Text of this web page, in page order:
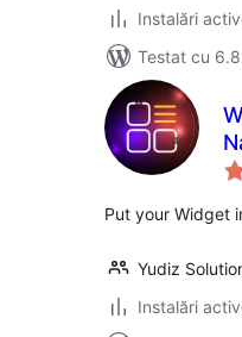
Instalări
Testat cu
Put your Widget
Yudiz
Instalări